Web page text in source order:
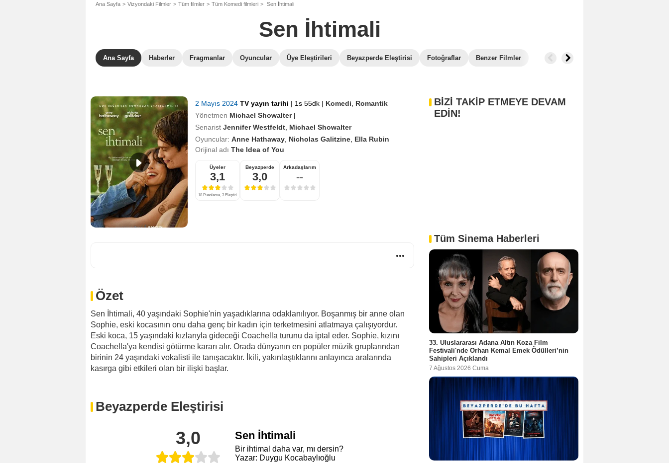
Ana Sayfa Vizyondaki Filmler Tüm filmler Tüm Komedi filmleri Sen İhtimali
Sen İhtimali
Ana Sayfa Haberler Fragmanlar Oyuncular Üye Eleştirileri Beyazperde Eleştirisi Fotoğraflar Benzer Filmler
2 Mayıs 2024 TV yayın tarihi | 1s 55dk | Komedi
Romantik
Yönetmen Michael Showalter
Senarist Jennifer Westfeldt Michael Showalter
Oyuncular: Anne Hathaway Nicholas Galitzine Ella Rubin
Orijinal adı The Idea of You
Üyeler
3,1
18 Puanlama, 3 Eleştiri
Beyazperde
3,0
Arkadaşlarım
--
Özet
Sen İhtimali, 40 yaşındaki Sophie'nin yaşadıklarına odaklanılıyor. Boşanmış bir anne olan
Sophie, eski kocasının onu daha genç bir kadın için terketmesini atlatmaya çalışıyordur.
Eski koca, 15 yaşındaki kızlarıyla gideceği Coachella turunu da iptal eder. Sophie, kızını
Coachella'ya kendisi götürme kararı alır. Orada dünyanın en popüler müzik gruplarından
birinin 24 yaşındaki vokalisti ile tanışacaktır. İkili, yakınlaştıklarını anlayınca aralarında
kasırga gibi etkileri olan bir ilişki başlar.
Beyazperde Eleştirisi
3,0 Sen İhtimali
Bir ihtimal daha var, mı dersin?
Yazar: Duygu Kocabaylıoğlu
BİZİ TAKİP ETMEYE DEVAM
EDİN!
Tüm Sinema Haberleri
33. Uluslararası Adana Altın Koza Film
Festivali'nde Orhan Kemal Emek Ödülleri’nin
Sahipleri Açıklandı
7 Ağustos 2026 Cuma